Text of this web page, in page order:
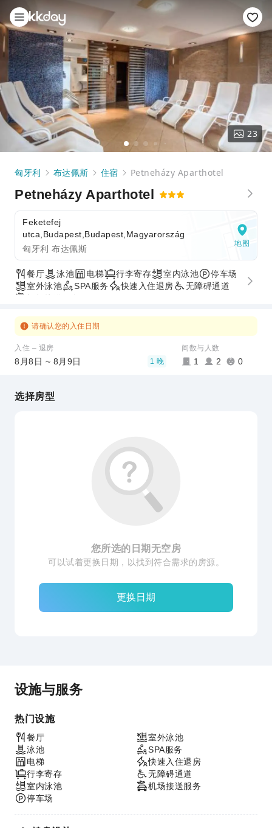
23
匈牙利 布达佩斯 住宿 Petneházy Aparthotel
Petneházy Aparthotel
Feketefej
utca,Budapest,Budapest,Magyarország
匈牙利 布达佩斯
地图
餐厅 泳池 电梯 行李寄存 室内泳池
停车场
室外泳池
SPA服务 快速入住退房
无障碍通道
请确认您的入住日期
入住 – 退房
8月8日 ~ 8月9日 1 晚
间数与人数
1 2 0
选择房型
您所选的日期无空房
可以试着更换日期，以找到符合需求的房源。
更换日期
设施与服务
热门设施
餐厅
泳池
电梯
行李寄存
室内泳池
停车场
室外泳池
SPA服务
快速入住退房
无障碍通道
机场接送服务